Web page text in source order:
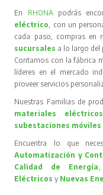
En RHONA podrás
eléctrico , con un
cada paso, compras en
sucursales a lo largo del
Contamos con la fábrica
líderes en el mercado
proveer servicios
Nuestras Familias de
materiales eléctricos
subestaciones móviles
Encuentra lo que
Automatización y
Calidad de Energía
Eléctricos y Nuevas